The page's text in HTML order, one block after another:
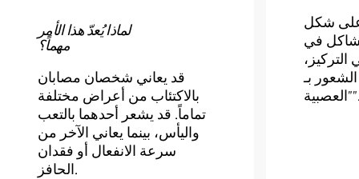
لماذا يُعدّ هذا الأمر
مهماً؟
قد يعاني شخصان مصابان
بالاكتئاب من أعراض مختلفة
تماماً. قد يشعر أحدهما بالتعب
واليأس، بينما يعاني الآخر من
سرعة الانفعال أو فقدان
الحافز.
على شكل
في
بـ